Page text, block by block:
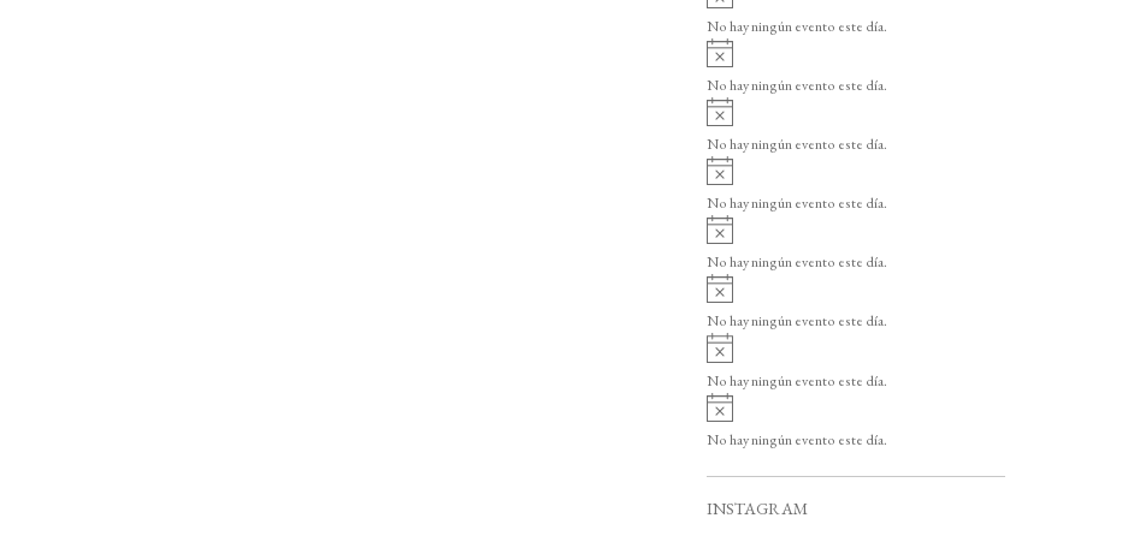
o
v
i
o
No hay ningún evento este día.
v
i
o
No hay ningún evento este día.
v
i
o
No hay ningún evento este día.
v
i
o
No hay ningún evento este día.
v
i
o
No hay ningún evento este día.
v
i
o
No hay ningún evento este día.
A
v
i
o
No hay ningún evento este día.
A
v
i
No hay ningún evento este día.
INSTAGRAM